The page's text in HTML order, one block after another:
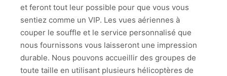
et feront tout leur possible pour que vous vous
sentiez comme un VIP. Les vues aériennes à
couper le souffle et le service personnalisé que
nous fournissons vous laisseront une impression
durable. Nous pouvons accueillir des groupes de
toute taille en utilisant plusieurs hélicoptères de